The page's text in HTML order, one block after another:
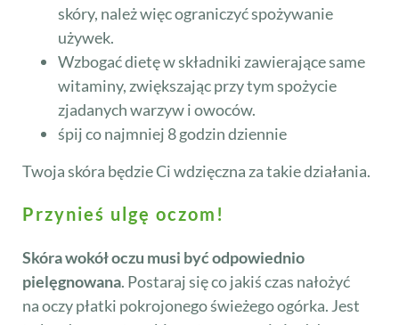
skóry, należ więc ograniczyć spożywanie
używek.
Wzbogać dietę w składniki zawierające same
witaminy, zwiększając przy tym spożycie
zjadanych warzyw i owoców.
śpij co najmniej 8 godzin dziennie
Twoja skóra będzie Ci wdzięczna za takie działania.
Przynieś ulgę oczom!
Skóra wokół oczu musi być odpowiednio
pielęgnowana. Postaraj się co jakiś czas nałożyć
na oczy płatki pokrojonego świeżego ogórka. Jest